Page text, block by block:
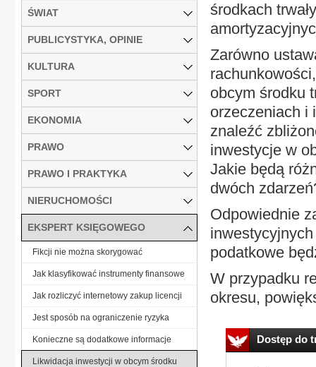
środkach
Zarówno
obcym środku
orzeczeniach i
znaleźć
inwestycje w
Jakie będą
dwóch
Odpowiednie
podatkowe
W przypadku
okresu,
Dostęp do
ŚWIAT
PUBLICYSTYKA, OPINIE
KULTURA
SPORT
EKONOMIA
PRAWO
PRAWO I PRAKTYKA
NIERUCHOMOŚCI
EKSPERT KSIĘGOWEGO
Fikcji nie można skorygować
Jak klasyfikować instrumenty finansowe
Jak rozliczyć internetowy zakup licencji
Jest sposób na ograniczenie ryzyka
Konieczne są dodatkowe informacje
Likwidacja inwestycji w obcym środku